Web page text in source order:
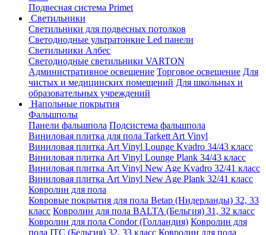
Подвесная система Primet
Светильники
Светильники для подвесных потолков
Светодиодные ультратонкие Led панели
Светильники Албес
Светодиодные светильники VARTON
Административное освещение Торговое освещение Для
чистых и медицинских помещений Для школьных и
образовательных учреждений
Напольные покрытия
Фальшполы
Панели фальшпола Подсистема фальшпола
Виниловая плитка для пола Tarkett Art Vinyl
Виниловая плитка Art Vinyl Lounge Kvadro 34/43 класс
Виниловая плитка Art Vinyl Lounge Plank 34/43 класс
Виниловая плитка Art Vinyl New Age Kvadro 32/41 класс
Виниловая плитка Art Vinyl New Age Plank 32/41 класс
Ковролин для пола
Ковровые покрытия для пола Betap (Нидерланды) 32, 33
класс Ковролин для пола BALTA (Бельгия) 31, 32 класс
Ковролин для пола Condor (Голландия) Ковролин для
пола ITC (Бельгия) 32, 33 класс Ковролин для пола